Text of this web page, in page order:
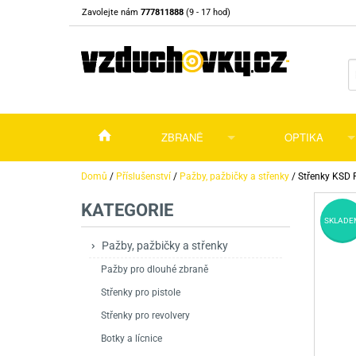
Zavolejte nám 777811888 (9 - 17 hod)
ZBRANĚ
Vzduchovky Vzduchovky na
Příslušenství pro
Vzduchovky PCP
Vzduchové pistole a revolveryPříslušenství
Plynové pistole a revolvery
Perkusní zbraně
Nože
OPTIKA
Puškohledy
Dalekohledy a
Kolimátory, lasery
Noční vidění a
Domů / Příslušenství / Pažby, pažbičky a střenky / Střenky KSD
KATEGORIE
Pažby, pažbičky a střenky
Pažby pro dlouhé zbraně
Střenky pro pistole
Střenky pro revolvery
Botky a lícnice